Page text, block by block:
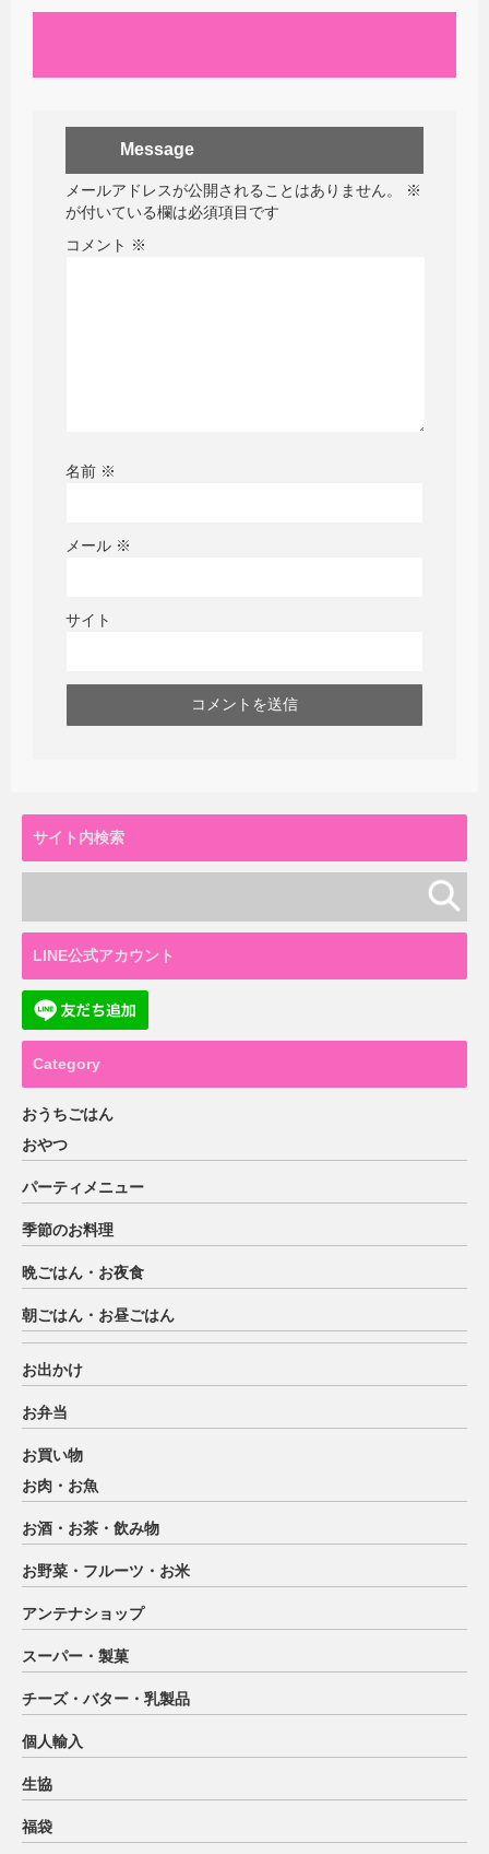
Message
メールアドレスが公開されることはありません。
※
が付いている欄は必須項目です
コメント ※
名前 ※
メール ※
サイト
サイト内検索
LINE公式アカウント
Category
おうちごはん
おやつ
パーティメニュー
季節のお料理
晩ごはん・お夜食
朝ごはん・お昼ごはん
お出かけ
お弁当
お買い物
お肉・お魚
お酒・お茶・飲み物
お野菜・フルーツ・お米
アンテナショップ
スーパー・製菓
チーズ・バター・乳製品
個人輸入
生協
福袋